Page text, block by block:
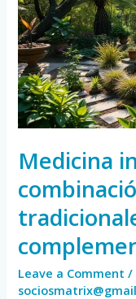
Medicina
Leave a Comment /
de
terapias
tradicionales
y
complementarias